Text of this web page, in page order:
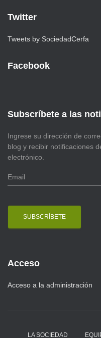
Twitter
Tweets by SociedadCerfa
Facebook
Subscríbete a las
Ingrese su dirección de
blog y recibir notificaciones
electrónico.
E
m
i
Acceso
Acceso a la administración
LA SOCIEDAD